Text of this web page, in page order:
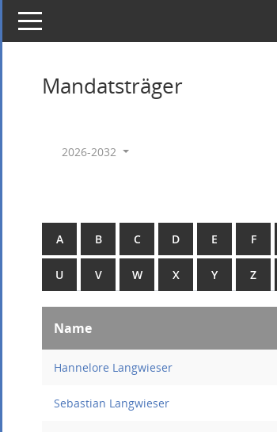
Toggle navigation
Mandatsträger
2026-2032
A B C D E F
U V W X Y Z
Name
Hannelore Langwieser
Sebastian Langwieser